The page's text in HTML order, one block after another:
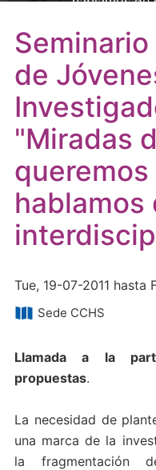
de
"Miradas
hablamos
Tue, 19-07-2011 hasta
Sede CCHS
Llamada a la
propuestas.
La necesidad de
una marca de la
la fragmentación